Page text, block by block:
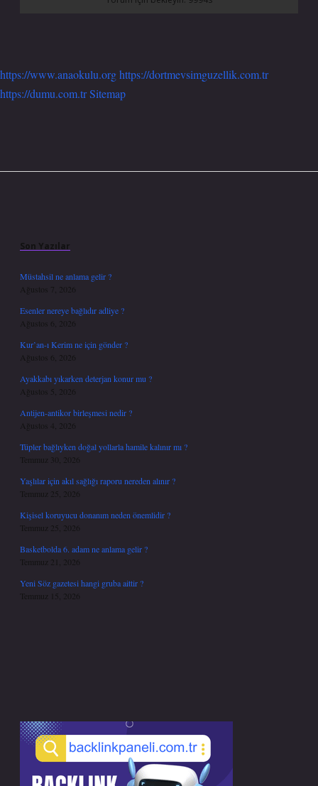
https://www.anaokulu.orghttps://dortmevsimguzellik.com.tr
https://dumu.com.trSitemap
Son Yazılar
Müstahsil ne anlama gelir ?
Ağustos 7, 2026
Esenler nereye bağlıdır adliye ?
Ağustos 6, 2026
Kur’an-ı Kerim ne için gönder ?
Ağustos 6, 2026
Ayakkabı yıkarken deterjan konur mu ?
Ağustos 5, 2026
Antijen-antikor birleşmesi nedir ?
Ağustos 4, 2026
Tüpler bağlıyken doğal yollarla hamile kalınır mı ?
Temmuz 30, 2026
Yaşlılar için akıl sağlığı raporu nereden alınır ?
Temmuz 25, 2026
Kişisel koruyucu donanım neden önemlidir ?
Temmuz 25, 2026
Basketbolda 6. adam ne anlama gelir ?
Temmuz 21, 2026
Yeni Söz gazetesi hangi gruba aittir ?
Temmuz 15, 2026